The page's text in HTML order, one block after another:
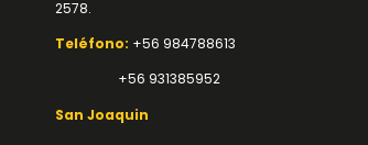
2578.
Teléfono: +56 984788613
+56 931385952
San Joaquin